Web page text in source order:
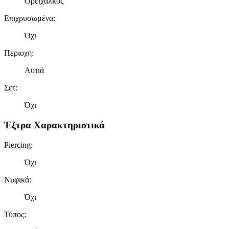
τοποθεσίας μας στους συνεργάτες μέσων κοινωνικής
δικτύωσης, διαφημίσεων και ανάλυσης.
Επιχρυσωμένα:
Όχι
Περιοχή:
Αυτιά
Σετ:
Όχι
Έξτρα Χαρακτηριστικά
Piercing:
Όχι
Νυφικά:
Όχι
Τύπος: